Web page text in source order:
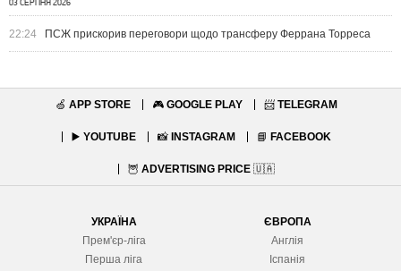
03 СЕРПНЯ 2026
22:24 ПСЖ прискорив переговори щодо трансферу Феррана Торреса
🍏 APP STORE 🎮 GOOGLE PLAY 📨 TELEGRAM
▶️ YOUTUBE 📸 INSTAGRAM 📘 FACEBOOK
🦉 ADVERTISING PRICE 🇺🇦
УКРАЇНА
Прем'єр-ліга
Перша ліга
ЄВРОПА
Англія
Іспанія